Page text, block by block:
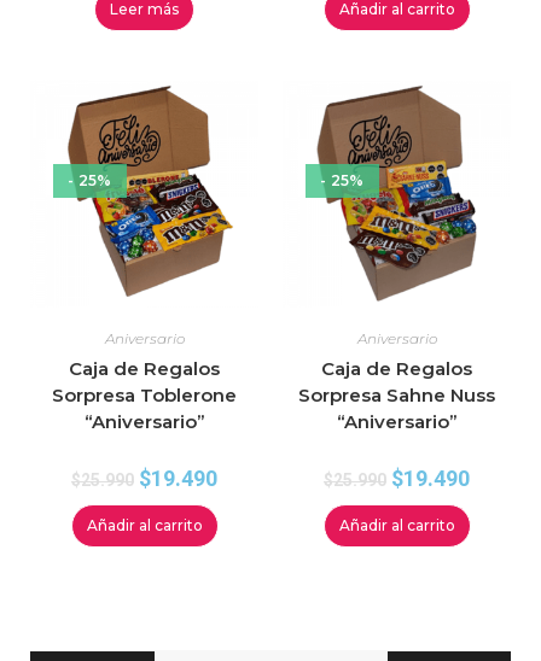
Leer más Añadir al carrito
- 25%
Aniversario
Caja de Regalos
Sorpresa Toblerone
“Aniversario”
$25.990 $19.490
Añadir al carrito
- 25%
Aniversario
Caja de Regalos
Sorpresa Sahne Nuss
“Aniversario”
$25.990 $19.490
Añadir al carrito